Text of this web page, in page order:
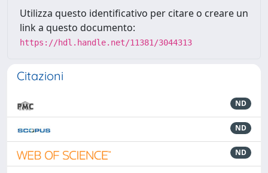
Utilizza questo identificativo per citare o creare un
link a questo documento:
https://hdl.handle.net/11381/3044313
Citazioni
ND
ND
ND